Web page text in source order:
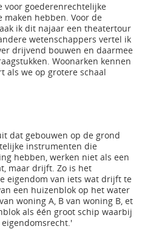
voor goederenrechtelijke
hebben. Voor de
ik dit najaar een theatertour
wetenschappers vertel ik
drijvend bouwen en daarmee
Woonarken kennen
als we op grotere schaal
dat gebouwen op de grond
instrumenten die
hebben, werken niet als een
maar drijft. Zo is het
eigendom van iets wat drijft te
een huizenblok op het water
woning A, B van woning B, et
als één groot schip waarbij